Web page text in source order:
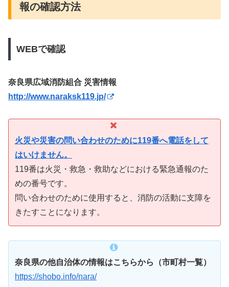
報の確認方法
WEBで確認
奈良県広域消防組合 災害情報
http://www.naraksk119.jp/
火災や災害の問い合わせのために119番へ電話をして
はいけません。
119番は火災・救急・救助などにおける緊急通報のた
めの番号です。
問い合わせのために使用すると、消防の活動に支障を
きたすことになります。
奈良県の他自治体の情報はこちらから（市町村一覧）
https://shobo.info/nara/